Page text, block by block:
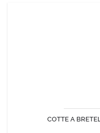
COTTE A
COTTE A
Cotte à bretelles étanche